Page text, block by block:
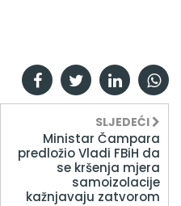
SLJEDEĆI
Ministar Čampara
predložio Vladi FBiH da
se kršenja mjera
samoizolacije
kažnjavaju zatvorom